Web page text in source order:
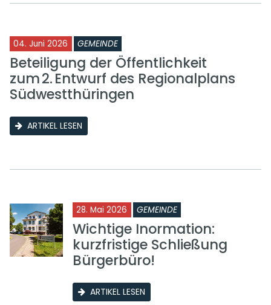
04. Juni 2026 GEMEINDE
Beteiligung der Öffentlichkeit
zum 2. Entwurf des Regionalplans
Südwestthüringen
ARTIKEL LESEN
28. Mai 2026 GEMEINDE
Wichtige Inormation:
kurzfristige Schließung
Bürgerbüro!
ARTIKEL LESEN